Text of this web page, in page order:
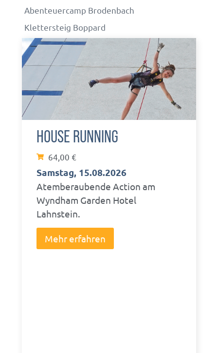
Bucht euer
persönliches
Abenteuer
Abenteuercamp Brodenbach
Klettersteig Boppard
HOUSE RUNNING
64,00 €
Samstag, 15.08.2026
Atemberaubende Action am
Wyndham Garden Hotel
Lahnstein.
Mehr erfahren